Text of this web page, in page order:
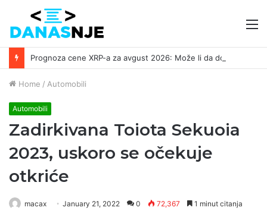
Home / Automobili
Automobili
Zadirkivana Toiota Sekuoia
2023, uskoro se očekuje
otkriće
macax January 21, 2022 0 72,367 1 minut citanja